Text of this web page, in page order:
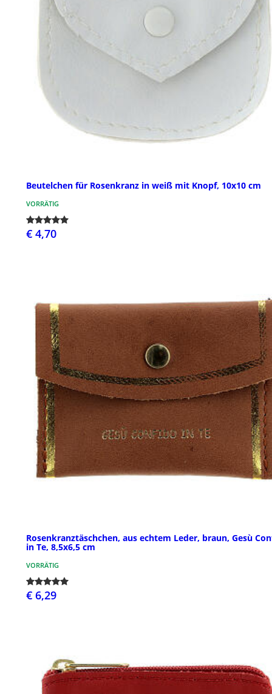
Beutelchen für Rosenkranz in weiß mit Knopf, 10x10 cm
VORRÄTIG
€ 4,70
Rosenkranztäschchen, aus echtem Leder, braun, Gesù
in Te, 8,5x6,5 cm
VORRÄTIG
€ 6,29